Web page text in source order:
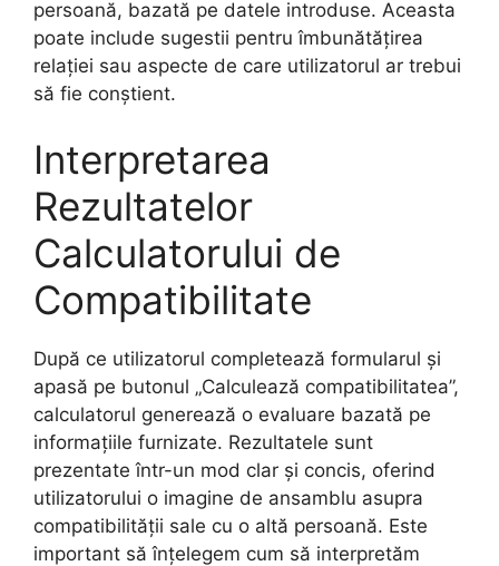
persoană, bazată pe datele introduse. Aceasta
poate include sugestii pentru îmbunătățirea
relației sau aspecte de care utilizatorul ar trebui
să fie conștient.
Interpretarea
Rezultatelor
Calculatorului de
Compatibilitate
După ce utilizatorul completează formularul și
apasă pe butonul „Calculează compatibilitatea”,
calculatorul generează o evaluare bazată pe
informațiile furnizate. Rezultatele sunt
prezentate într-un mod clar și concis, oferind
utilizatorului o imagine de ansamblu asupra
compatibilității sale cu o altă persoană. Este
important să înțelegem cum să interpretăm